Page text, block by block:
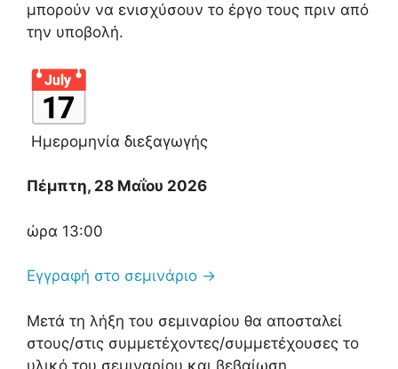
μπορούν να ενισχύσουν το έργο τους πριν από
την υποβολή.
Ημερομηνία διεξαγωγής
Πέμπτη, 28 Μαΐου 2026
ώρα 13:00
Εγγραφή στο σεμινάριο →
Μετά τη λήξη του σεμιναρίου θα αποσταλεί
στους/στις συμμετέχοντες/συμμετέχουσες το
υλικό του σεμιναρίου και βεβαίωση